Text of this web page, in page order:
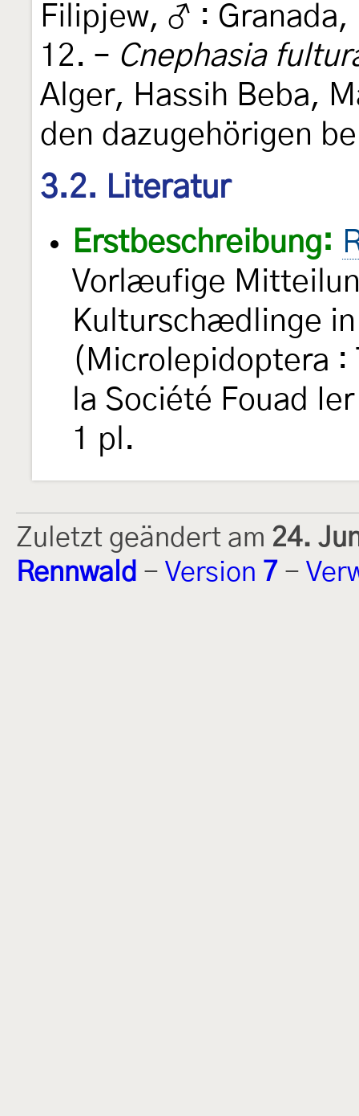
Filipjew, ♂ :
12. – Cnephasia
Alger, Hassih Beba,
den dazugehörigen
3.2. Literatur
Erstbeschreibung:
Vorlæufige
Kulturschædlinge
(Microlepidoptera
la Société Fouad
1 pl.
Zuletzt geändert am 24.
Rennwald - Version 7 -